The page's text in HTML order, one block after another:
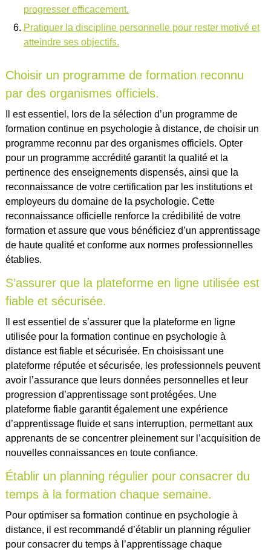
progresser efficacement.
Pratiquer la discipline personnelle pour rester motivé et
atteindre ses objectifs.
Choisir un programme de formation reconnu
par des organismes officiels.
Il est essentiel, lors de la sélection d’un programme de
formation continue en psychologie à distance, de choisir un
programme reconnu par des organismes officiels. Opter
pour un programme accrédité garantit la qualité et la
pertinence des enseignements dispensés, ainsi que la
reconnaissance de votre certification par les institutions et
employeurs du domaine de la psychologie. Cette
reconnaissance officielle renforce la crédibilité de votre
formation et assure que vous bénéficiez d’un apprentissage
de haute qualité et conforme aux normes professionnelles
établies.
S’assurer que la plateforme en ligne utilisée est
fiable et sécurisée.
Il est essentiel de s’assurer que la plateforme en ligne
utilisée pour la formation continue en psychologie à
distance est fiable et sécurisée. En choisissant une
plateforme réputée et sécurisée, les professionnels peuvent
avoir l’assurance que leurs données personnelles et leur
progression d’apprentissage sont protégées. Une
plateforme fiable garantit également une expérience
d’apprentissage fluide et sans interruption, permettant aux
apprenants de se concentrer pleinement sur l’acquisition de
nouvelles connaissances en toute confiance.
Établir un planning régulier pour consacrer du
temps à la formation chaque semaine.
Pour optimiser sa formation continue en psychologie à
distance, il est recommandé d’établir un planning régulier
pour consacrer du temps à l’apprentissage chaque